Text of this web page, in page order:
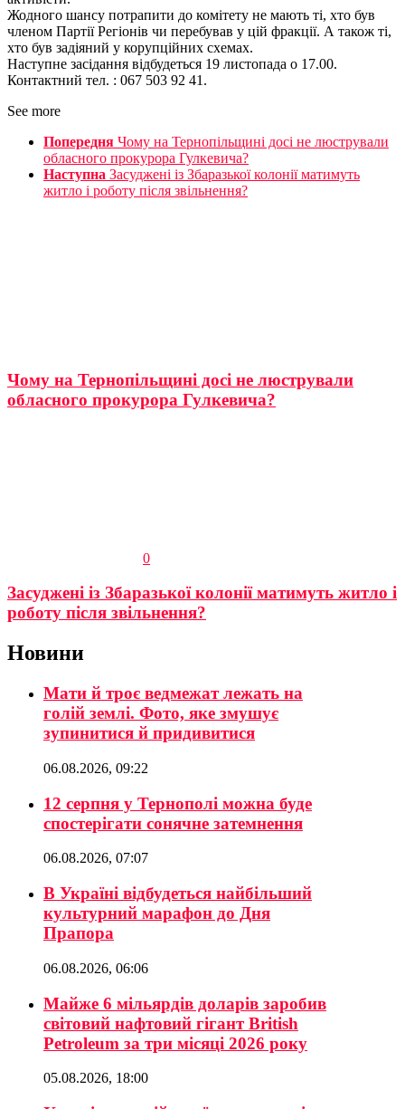
Жодного шансу потрапити до комітету не мають ті, хто був
членом Партії Регіонів чи перебував у цій фракції. А також ті,
хто був задіяний у корупційних схемах.
Наступне засідання відбудеться 19 листопада о 17.00.
Контактний тел. : 067 503 92 41.
See more
Попередня Чому на Тернопільщині досі не люстрували
обласного прокурора Гулкевича?
Наступна Засуджені із Збаразької колонії матимуть
житло і роботу після звільнення?
Чому на Тернопільщині досі не люстрували
обласного прокурора Гулкевича?
0
Засуджені із Збаразької колонії матимуть житло і
роботу після звільнення?
Новини
Мати й троє ведмежат лежать на
голій землі. Фото, яке змушує
зупинитися й придивитися
06.08.2026, 09:22
12 серпня у Тернополі можна буде
спостерігати сонячне затемнення
06.08.2026, 07:07
В Україні відбудеться найбільший
культурний марафон до Дня
Прапора
06.08.2026, 06:06
Майже 6 мільярдів доларів заробив
світовий нафтовий гігант British
Petroleum за три місяці 2026 року
05.08.2026, 18:00